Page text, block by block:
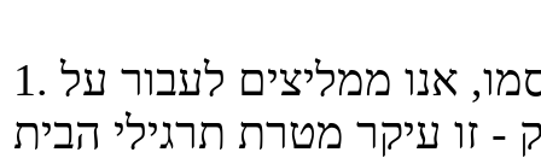
1. משובים וציונים לגיליון 1 פורסמו, אנו ממליצים לעבור על